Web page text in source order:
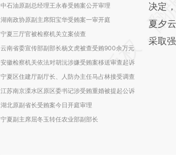
中石油原副总经理王永春受贿案公开审理
湖南政协原副主席阳宝华受贿案一审开庭
宁夏三厅官被检察机关立案侦查
云南省委宣传部副部长杨文虎被查受贿900余万元
安徽检察机关依法对胡沅涉嫌受贿案移送审查起诉
宁夏区住建厅副厅长、人防办主任马占林接受调查
江苏南京溧水区原区委书记涉受贿重婚被提起公诉
湖北原副省长受贿案今日开庭审理
宁夏副主席屈冬玉转任农业部副部长
而成
决定
夏夕
采取